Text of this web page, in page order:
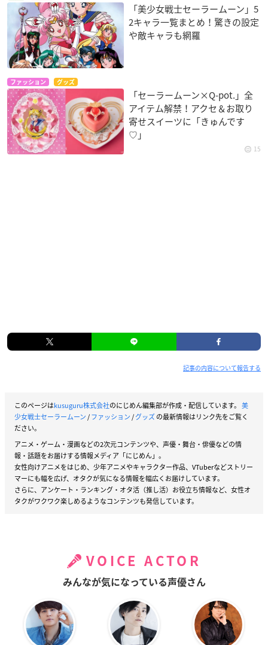
「美少女戦士セーラームーン」5
2キャラ一覧まとめ！驚きの設定
や敵キャラも網羅
ファッション グッズ
「セーラームーン×Q-pot.」全
アイテム解禁！アクセ＆お取り
寄せスイーツに「きゅんです
♡」
15
記事の内容について報告する
このページはkusuguru株式会社のにじめん編集部が作成・配信しています。 美
少女戦士セーラームーン/ファッション/グッズの最新情報はリンク先をご覧く
ださい。
アニメ・ゲーム・漫画などの2次元コンテンツや、声優・舞台・俳優などの情
報・話題をお届けする情報メディア「にじめん」。
女性向けアニメをはじめ、少年アニメやキャラクター作品、VTuberなどストリー
マーにも幅を広げ、オタクが気になる情報を幅広くお届けしています。
さらに、アンケート・ランキング・オタ活（推し活）お役立ち情報など、女性オ
タクがワクワク楽しめるようなコンテンツも発信しています。
VOICE ACTOR
みんなが気になっている声優さん